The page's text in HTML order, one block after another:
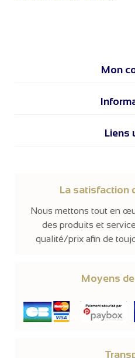
Mon
Liens
La satisfaction
Nous mettons tout en
des produits et
qualité/prix afin de
Moyens